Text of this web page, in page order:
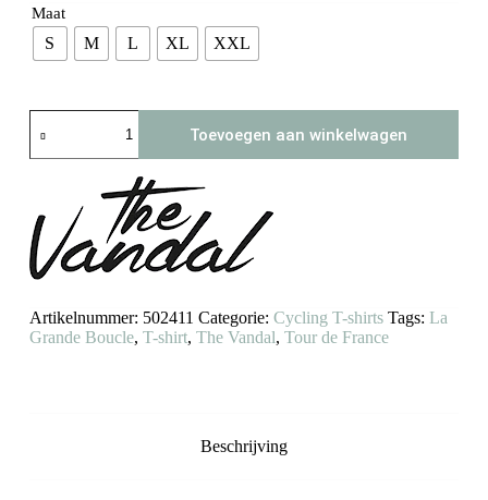
Maat
S M L XL XXL
Vandal
T-
Grande
Boucle
(butter)
aantal
Toevoegen aan winkelwagen
Artikelnummer: 502411 Categorie: Cycling T-shirts Tags: La
Grande Boucle, T-shirt, The Vandal, Tour de France
Beschrijving